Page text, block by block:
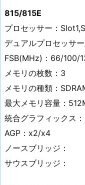
815/815E
プロセッサー：
デュアルプロセッサ
FSB(MHz)：66/100/
メモリの枚数：3
メモリの種類：
最大メモリ容量：
統合グラフィックス：
AGP：x2/x4
ノースブリッジ：
サウスブリッジ：